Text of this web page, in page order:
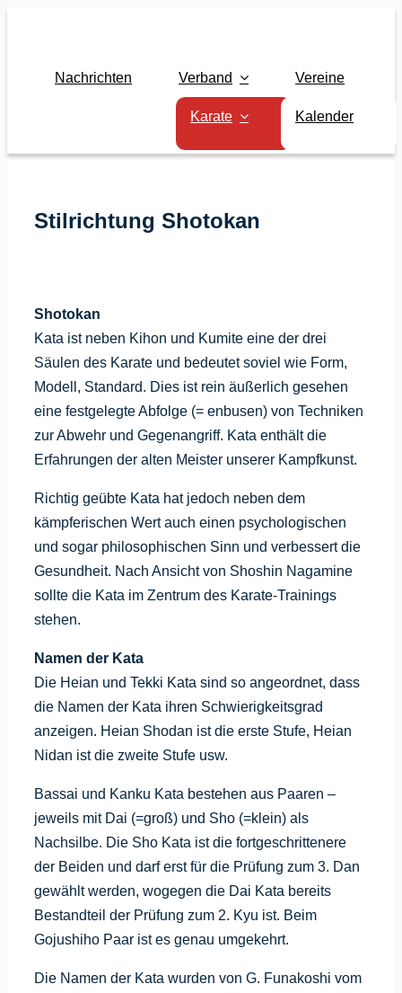
Nachrichten Verband Vereine
Karate Kalender
Stilrichtung Shotokan
Shotokan
Kata ist neben Kihon und Kumite eine der drei
Säulen des Karate und bedeutet soviel wie Form,
Modell, Standard. Dies ist rein äußerlich gesehen
eine festgelegte Abfolge (= enbusen) von Techniken
zur Abwehr und Gegenangriff. Kata enthält die
Erfahrungen der alten Meister unserer Kampfkunst.
Richtig geübte Kata hat jedoch neben dem
kämpferischen Wert auch einen psychologischen
und sogar philosophischen Sinn und verbessert die
Gesundheit. Nach Ansicht von Shoshin Nagamine
sollte die Kata im Zentrum des Karate-Trainings
stehen.
Namen der Kata
Die Heian und Tekki Kata sind so angeordnet, dass
die Namen der Kata ihren Schwierigkeitsgrad
anzeigen. Heian Shodan ist die erste Stufe, Heian
Nidan ist die zweite Stufe usw.
Bassai und Kanku Kata bestehen aus Paaren –
jeweils mit Dai (=groß) und Sho (=klein) als
Nachsilbe. Die Sho Kata ist die fortgeschrittenere
der Beiden und darf erst für die Prüfung zum 3. Dan
gewählt werden, wogegen die Dai Kata bereits
Bestandteil der Prüfung zum 2. Kyu ist. Beim
Gojushiho Paar ist es genau umgekehrt.
Die Namen der Kata wurden von G. Funakoshi vom